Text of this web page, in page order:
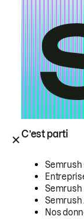
C’est parti
Semrush
Semrush
Semrush
Nos